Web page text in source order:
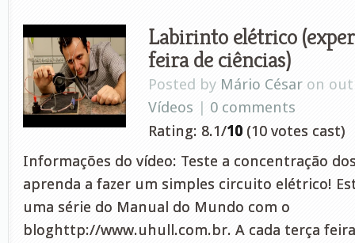
Labirinto elétrico
feira de ciências)
Posted by Mário César on
Vídeos | 0 comments
Rating: 8.1/10 (10 votes cast)
Informações do vídeo: Teste a concentração
aprenda a fazer um simples circuito elétrico!
uma série do Manual do Mundo com o
bloghttp://www.uhull.com.br. A cada terça